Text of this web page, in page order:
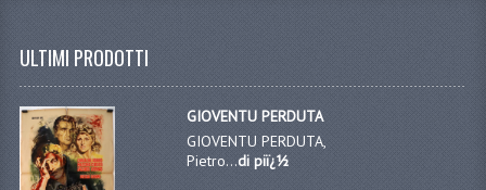
ULTIMI PRODOTTI
GIOVENTU PERDUTA
GIOVENTU PERDUTA,
Pietro...di piï¿½